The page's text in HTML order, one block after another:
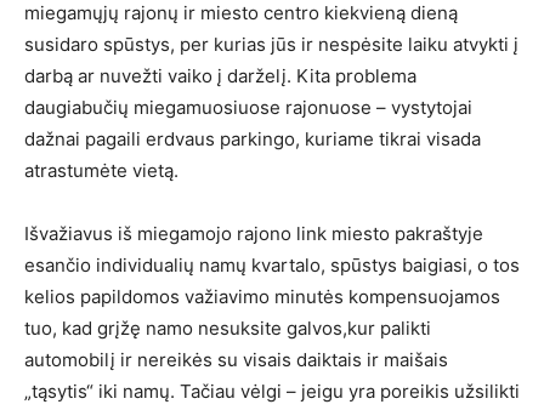
miegamųjų rajonų ir miesto centro kiekvieną dieną
susidaro spūstys, per kurias jūs ir nespėsite laiku atvykti į
darbą ar nuvežti vaiko į darželį. Kita problema
daugiabučių miegamuosiuose rajonuose – vystytojai
dažnai pagaili erdvaus parkingo, kuriame tikrai visada
atrastumėte vietą.
Išvažiavus iš miegamojo rajono link miesto pakraštyje
esančio individualių namų kvartalo, spūstys baigiasi, o tos
kelios papildomos važiavimo minutės kompensuojamos
tuo, kad grįžę namo nesuksite galvos,kur palikti
automobilį ir nereikės su visais daiktais ir maišais
„tąsytis“ iki namų. Tačiau vėlgi – jeigu yra poreikis užsilikti